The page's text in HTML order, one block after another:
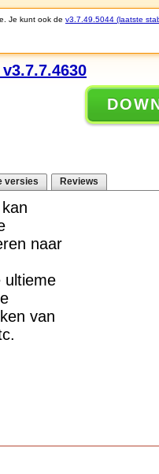
Je kunt ook de v3.7.49.5044 (laatste
versies Reviews
kan
naar
ultieme
van